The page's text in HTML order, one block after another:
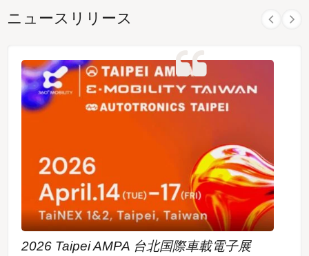
ニュースリリース
2026 Taipei AMPA 台北国際車載電子展